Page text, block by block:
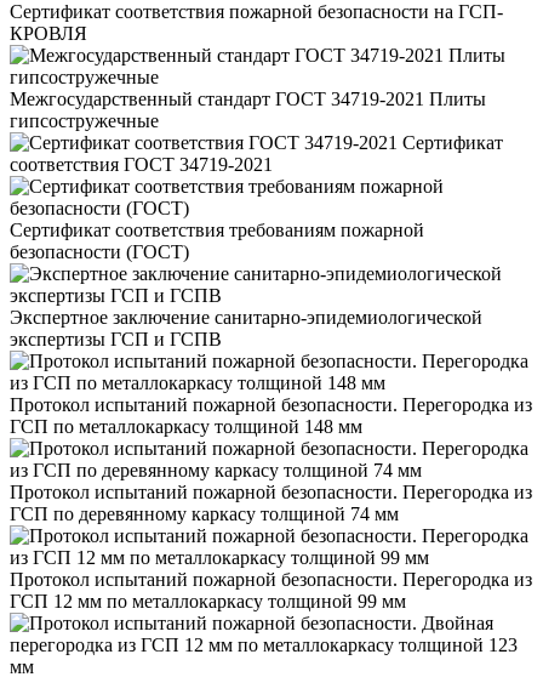
Сертификат соответствия пожарной безопасности на ГСП-
КРОВЛЯ
Межгосударственный стандарт ГОСТ 34719-2021 Плиты
гипсостружечные
Сертификат
соответствия ГОСТ 34719-2021
Сертификат соответствия требованиям пожарной
безопасности (ГОСТ)
Экспертное заключение санитарно-эпидемиологической
экспертизы ГСП и ГСПВ
Протокол испытаний пожарной безопасности. Перегородка из
ГСП по металлокаркасу толщиной 148 мм
Протокол испытаний пожарной безопасности. Перегородка из
ГСП по деревянному каркасу толщиной 74 мм
Протокол испытаний пожарной безопасности. Перегородка из
ГСП 12 мм по металлокаркасу толщиной 99 мм